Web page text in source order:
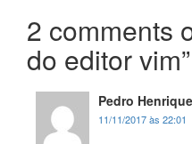
de
posts
2 comments
do editor vim”
Pedro
11/11/2017 às 22:01